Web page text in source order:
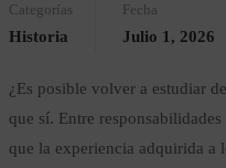
Categorías
Historia
Fecha
Julio 1, 2026
¿Es posible volver a estudiar
que sí. Entre
que la experiencia adquirida a